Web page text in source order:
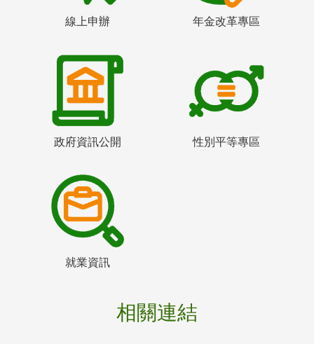
線上申辦 年金改革專區
政府資訊公開 性別平等專區
就業資訊
相關連結